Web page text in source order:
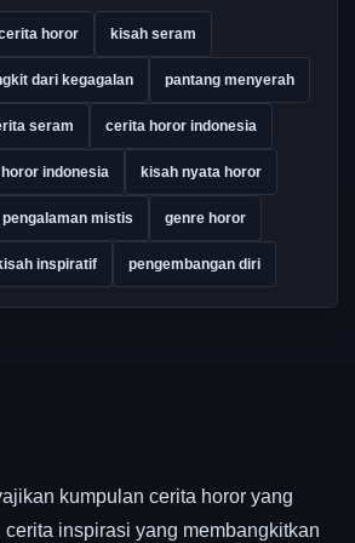
horor kisah seram
dari kegagalan pantang menyerah
seram cerita horor indonesia
horor indonesia kisah nyata horor
pengalaman mistis genre horor
inspiratif pengembangan diri
kumpulan cerita horor yang
inspirasi yang membangkitkan